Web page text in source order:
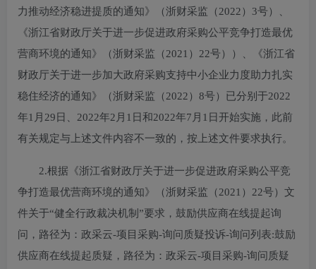
力推动经济稳进提质的通知》（浙财采监（2022）3号）、
《浙江省财政厅关于进一步促进政府采购公平竞争打造最优
营商环境的通知》（浙财采监（2021）22号））、《浙江省
财政厅关于进一步加大政府采购支持中小企业力度助力扎实
稳住经济的通知》（浙财采监（2022）8号）已分别于2022
年1月29日、2022年2月1日和2022年7月1日开始实施，此前
有关规定与上述文件内容不一致的，按上述文件要求执行。
2.根据《浙江省财政厅关于进一步促进政府采购公平竞
争打造最优营商环境的通知》（浙财采监（2021）22号）文
件关于“健全行政裁决机制”要求，鼓励供应商在线提起询
问，路径为：政采云-项目采购-询问质疑投诉-询问列表:鼓励
供应商在线提起质疑，路径为：政采云-项目采购-询问质疑